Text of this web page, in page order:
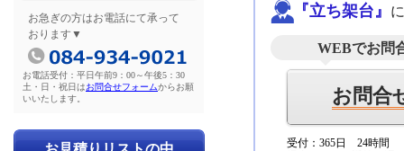
『立ち架台』
WEBでお問
お問合
受付：365日 24時間
お急ぎの方はお電話にて承って
おります▼
お電話受付：平日午前9：00～午後5：30
土・日・祝日はお問合せフォームからお願
いいたします。